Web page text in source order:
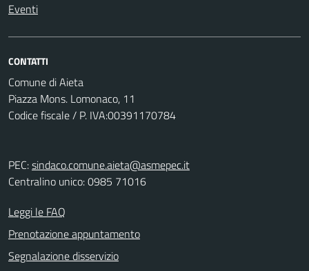
Eventi
CONTATTI
Comune di Aieta
Piazza Mons. Lomonaco, 11
Codice fiscale / P. IVA:00391170784
PEC:sindaco.comune.aieta@asmepec.it
Centralino unico: 0985 71016
Leggi le FAQ
Prenotazione appuntamento
Segnalazione disservizio